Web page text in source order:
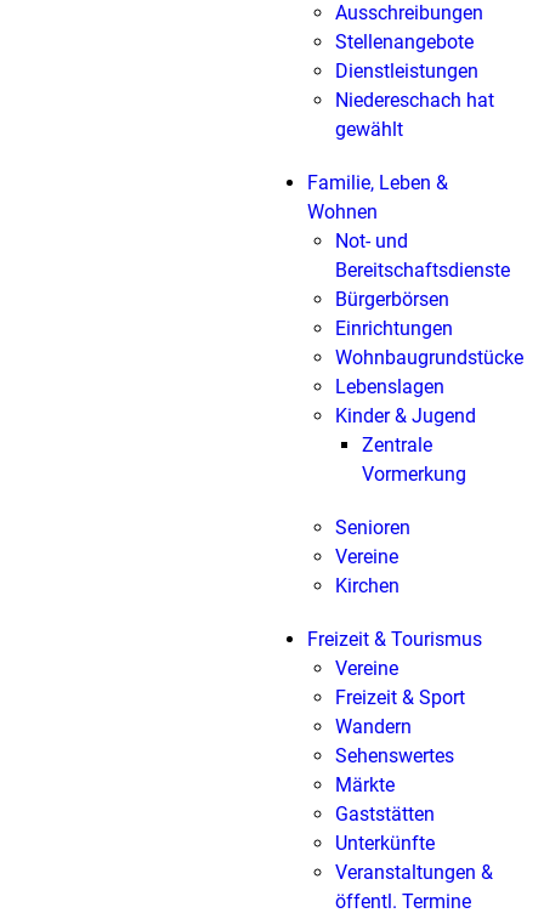
Ausschreibungen
Stellenangebote
Dienstleistungen
Niedereschach hat
gewählt
Familie, Leben &
Wohnen
Not- und
Bereitschaftsdienste
Bürgerbörsen
Einrichtungen
Wohnbaugrundstücke
Lebenslagen
Kinder & Jugend
Zentrale
Vormerkung
Senioren
Vereine
Kirchen
Freizeit & Tourismus
Vereine
Freizeit & Sport
Wandern
Sehenswertes
Märkte
Gaststätten
Unterkünfte
Veranstaltungen &
öffentl. Termine